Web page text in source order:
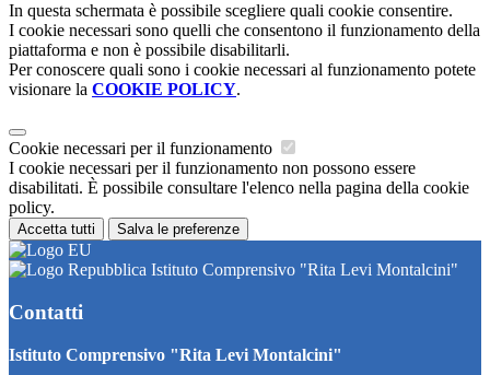
In questa schermata è possibile scegliere quali cookie consentire.
I cookie necessari sono quelli che consentono il funzionamento della
piattaforma e non è possibile disabilitarli.
Per conoscere quali sono i cookie necessari al funzionamento potete
visionare la COOKIE POLICY.
Cookie necessari per il funzionamento
I cookie necessari per il funzionamento non possono essere
disabilitati. È possibile consultare l'elenco nella pagina della cookie
policy.
Accetta tutti Salva le preferenze
Istituto Comprensivo "Rita Levi Montalcini"
Contatti
Istituto Comprensivo "Rita Levi Montalcini"